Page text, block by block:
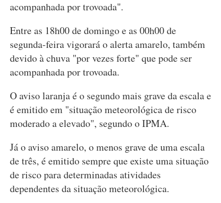
acompanhada por trovoada".
Entre as 18h00 de domingo e as 00h00 de
segunda-feira vigorará o alerta amarelo, também
devido à chuva "por vezes forte" que pode ser
acompanhada por trovoada.
O aviso laranja é o segundo mais grave da escala e
é emitido em "situação meteorológica de risco
moderado a elevado", segundo o IPMA.
Já o aviso amarelo, o menos grave de uma escala
de três, é emitido sempre que existe uma situação
de risco para determinadas atividades
dependentes da situação meteorológica.